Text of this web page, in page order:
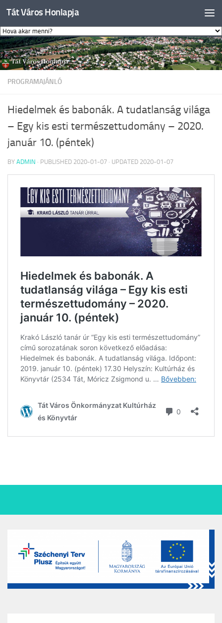
Skip to content
Tát Város Honlapja
PROGRAMAJÁNLÓ
Hiedelmek és babonák. A tudatlanság világa
– Egy kis esti természettudomány – 2020.
január 10. (péntek)
BY ADMIN · PUBLISHED 2020-01-07 · UPDATED 2020-01-07